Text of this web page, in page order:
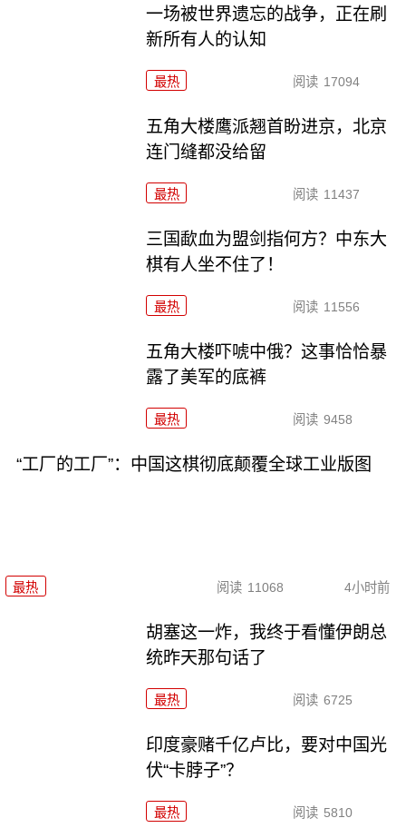
一场被世界遗忘的战争，正在刷
新所有人的认知
最热 阅读 17094
五角大楼鹰派翘首盼进京，北京
连门缝都没给留
最热 阅读 11437
三国歃血为盟剑指何方？中东大
棋有人坐不住了！
最热 阅读 11556
五角大楼吓唬中俄？这事恰恰暴
露了美军的底裤
最热 阅读 9458
“工厂的工厂”：中国这棋彻底颠覆全球工业版图
最热 阅读 11068 4小时前
胡塞这一炸，我终于看懂伊朗总
统昨天那句话了
最热 阅读 6725
印度豪赌千亿卢比，要对中国光
伏“卡脖子”？
最热 阅读 5810